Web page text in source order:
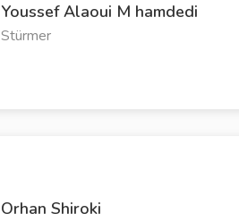
Youssef Alaoui M hamdedi
Stürmer
Orhan Shiroki